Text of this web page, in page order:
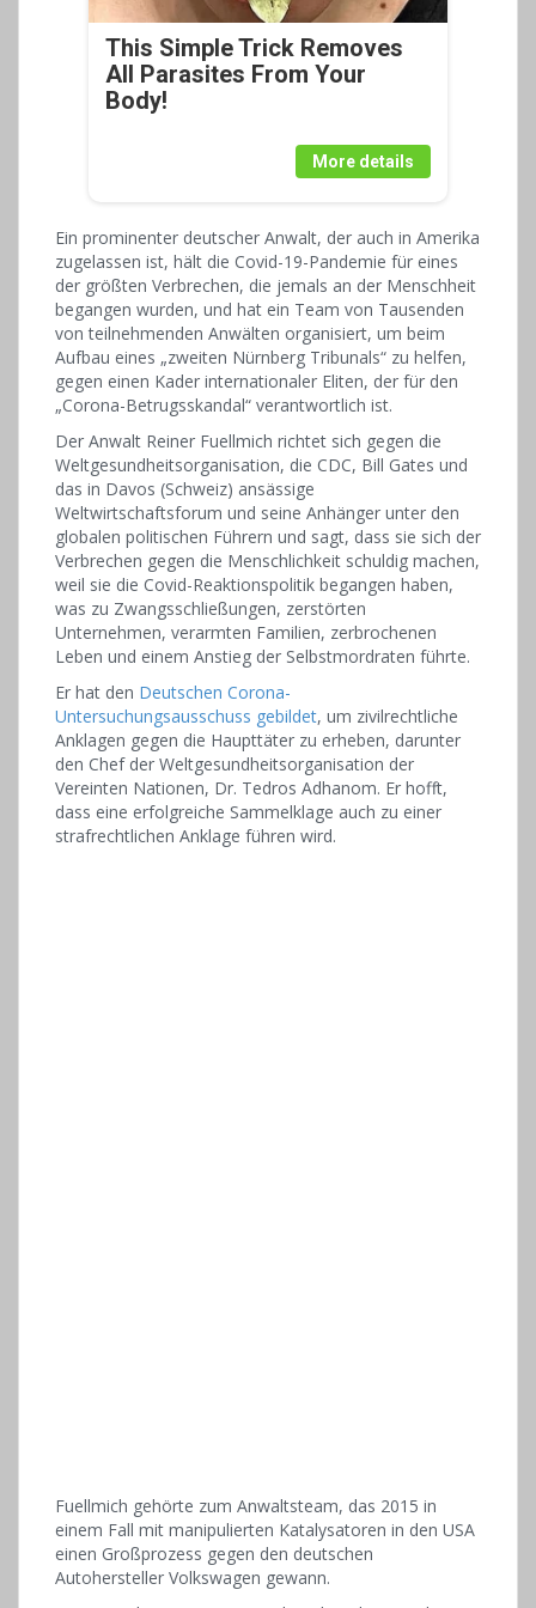
This Simple Trick Removes
All Parasites From Your
Body!
More details
Ein prominenter deutscher Anwalt, der auch in Amerika
zugelassen ist, hält die Covid-19-Pandemie für eines
der größten Verbrechen, die jemals an der Menschheit
begangen wurden, und hat ein Team von Tausenden
von teilnehmenden Anwälten organisiert, um beim
Aufbau eines „zweiten Nürnberg Tribunals“ zu helfen,
gegen einen Kader internationaler Eliten, der für den
„Corona-Betrugsskandal“ verantwortlich ist.
Der Anwalt Reiner Fuellmich richtet sich gegen die
Weltgesundheitsorganisation, die CDC, Bill Gates und
das in Davos (Schweiz) ansässige
Weltwirtschaftsforum und seine Anhänger unter den
globalen politischen Führern und sagt, dass sie sich der
Verbrechen gegen die Menschlichkeit schuldig machen,
weil sie die Covid-Reaktionspolitik begangen haben,
was zu Zwangsschließungen, zerstörten
Unternehmen, verarmten Familien, zerbrochenen
Leben und einem Anstieg der Selbstmordraten führte.
Er hat den Deutschen Corona-
Untersuchungsausschuss gebildet, um zivilrechtliche
Anklagen gegen die Haupttäter zu erheben, darunter
den Chef der Weltgesundheitsorganisation der
Vereinten Nationen, Dr. Tedros Adhanom. Er hofft,
dass eine erfolgreiche Sammelklage auch zu einer
strafrechtlichen Anklage führen wird.
Fuellmich gehörte zum Anwaltsteam, das 2015 in
einem Fall mit manipulierten Katalysatoren in den USA
einen Großprozess gegen den deutschen
Autohersteller Volkswagen gewann.